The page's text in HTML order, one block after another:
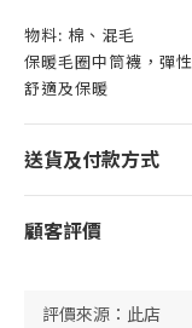
物料: 棉、混毛
保暖毛圈中筒襪，彈
舒適及保暖
送貨及付款方式
顧客評價